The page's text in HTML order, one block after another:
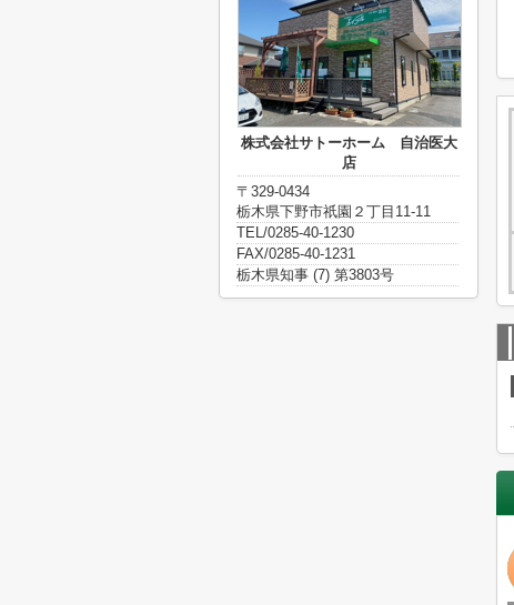
株式会社サトーホーム 自治医大
店
〒329-0434
栃木県下野市祇園２丁目11-11
TEL/0285-40-1230
FAX/0285-40-1231
栃木県知事 (7) 第3803号